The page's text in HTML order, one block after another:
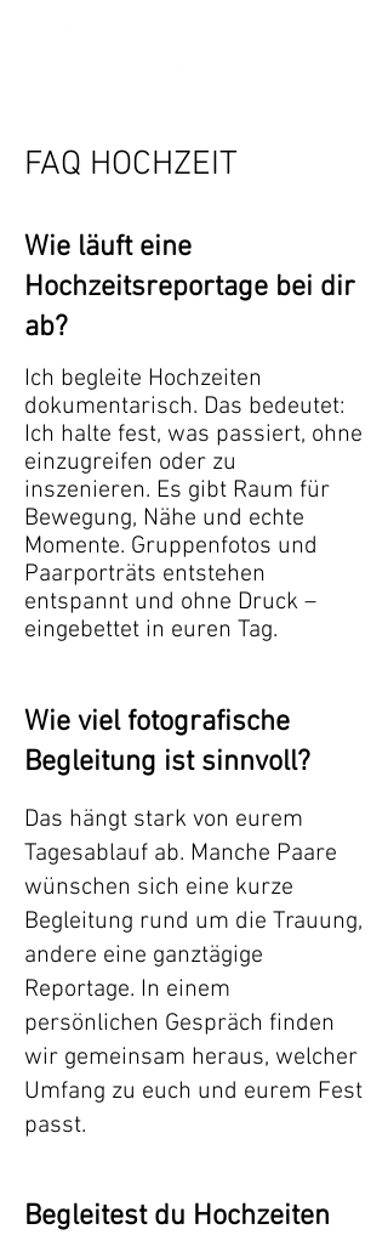
FAQ HOCHZEIT
Wie läuft eine
Hochzeitsreportage bei dir
ab?
Ich begleite Hochzeiten
dokumentarisch. Das bedeutet:
Ich halte fest, was passiert, ohne
einzugreifen oder zu
inszenieren. Es gibt Raum für
Bewegung, Nähe und echte
Momente. Gruppenfotos und
Paarporträts entstehen
entspannt und ohne Druck –
eingebettet in euren Tag.
Wie viel fotografische
Begleitung ist sinnvoll?
Das hängt stark von eurem
Tagesablauf ab. Manche Paare
wünschen sich eine kurze
Begleitung rund um die Trauung,
andere eine ganztägige
Reportage. In einem
persönlichen Gespräch finden
wir gemeinsam heraus, welcher
Umfang zu euch und eurem Fest
passt.
Begleitest du Hochzeiten